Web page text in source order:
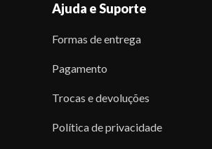
Ajuda e Suporte
Formas de entrega
Pagamento
Trocas e devoluções
Política de privacidade